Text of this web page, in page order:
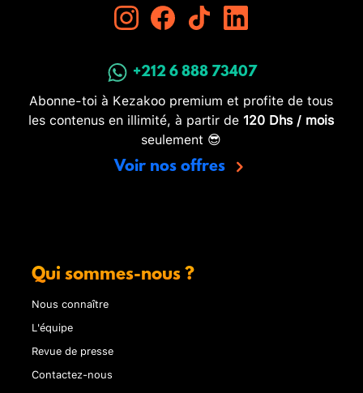
+212 6 888 73407
Abonne-toi à Kezakoo premium et profite de tous
les contenus en illimité, à partir de 120 Dhs / mois
seulement 😎
Voir nos offres
Qui sommes-nous ?
Nous connaître
L'équipe
Revue de presse
Contactez-nous